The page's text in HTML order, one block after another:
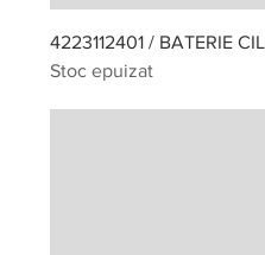
4223112401 / BATERIE
Stoc epuizat